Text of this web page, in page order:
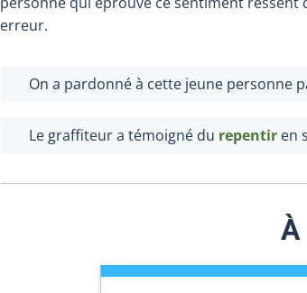
erreur.
On a pardonné à cette jeune personne
Le graffiteur a témoigné du repentir en
À